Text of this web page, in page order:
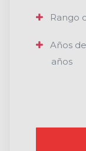
Rango
Años
años